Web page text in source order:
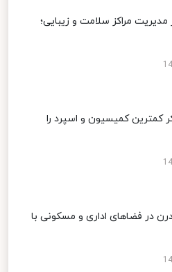
مراکز سلامت و زیبایی؛
کمترین کمیسیون و اسپرد را
در فضاهای اداری و مسکونی با